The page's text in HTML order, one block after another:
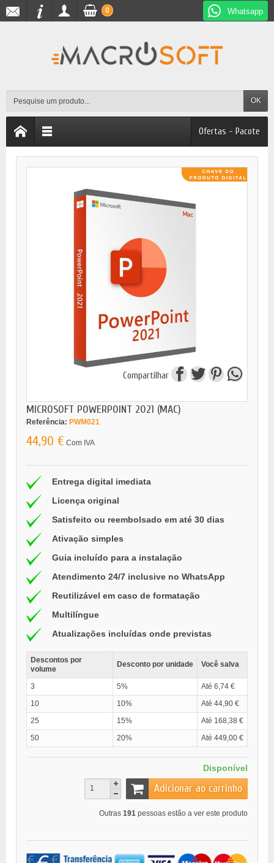
Whatsapp
OK
0
Ofertas - Pacote
Compartilhar
MICROSOFT POWERPOINT 2021 (MAC)
Referência: PWM021
44,90 € Com IVA
Entrega digital imediata
Licença original
Satisfeito ou reembolsado em até 30 dias
Ativação simples
Guia incluído para a instalação
Atendimento 24/7 inclusive no WhatsApp
Reutilizável em caso de formatação
Multilíngue
Atualizações incluídas onde previstas
Descontos por
volume
Desconto por unidade Você salva
3 5%
Até 6,74 €
10
10%
Até 44,90 €
25
15%
Até 168,38 €
50
20% Até 449,00 €
Disponível
Adicionar ao carrinho
Outras 191 pessoas estão a ver este produto